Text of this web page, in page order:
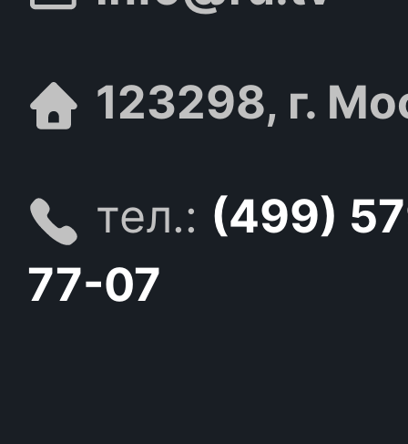
123298, г.
тел.: (499)
77-07